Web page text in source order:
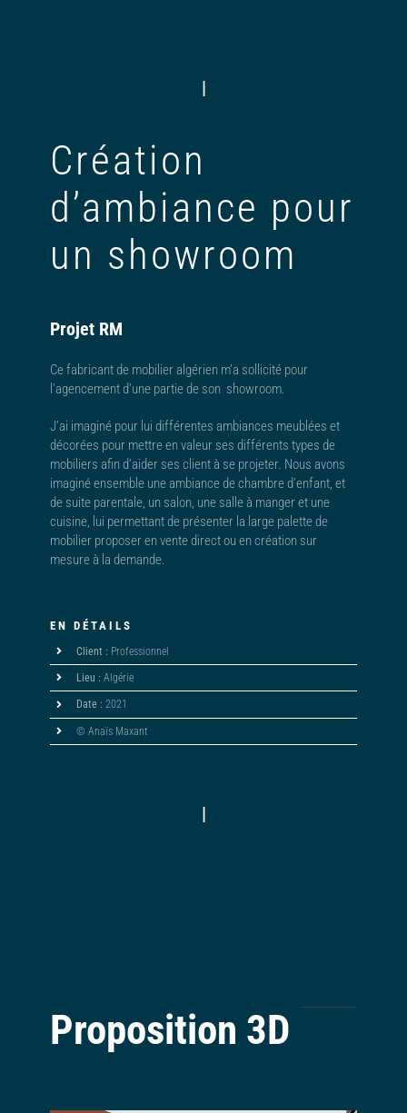
|
Création
d’ambiance pour
un showroom
Projet RM
Ce fabricant de mobilier algérien m’a sollicité pour
l’agencement d’une partie de son showroom.
J’ai imaginé pour lui différentes ambiances meublées et
décorées pour mettre en valeur ses différents types de
mobiliers afin d’aider ses client à se projeter. Nous avons
imaginé ensemble une ambiance de chambre d’enfant, et
de suite parentale, un salon, une salle à manger et une
cuisine, lui permettant de présenter la large palette de
mobilier proposer en vente direct ou en création sur
mesure à la demande.
EN DÉTAILS
Client : Professionnel
Lieu : Algérie
Date : 2021
© Anaïs Maxant
|
Proposition 3D